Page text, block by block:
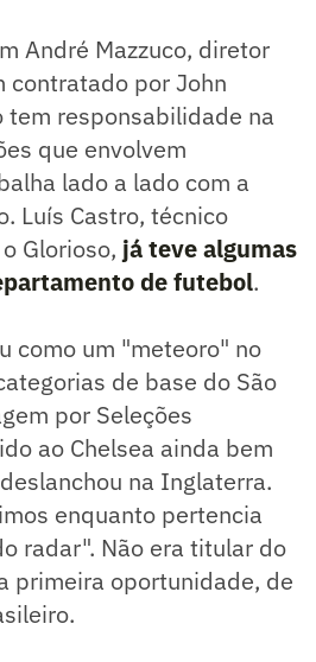
André Mazzuco, diretor
contratado por John
tem responsabilidade na
que envolvem
lado a lado com a
Luís Castro, técnico
Glorioso, já teve algumas
de futebol.
como um "meteoro" no
de base do São
por Seleções
ao Chelsea ainda bem
na Inglaterra.
enquanto pertencia
radar". Não era titular do
primeira oportunidade, de